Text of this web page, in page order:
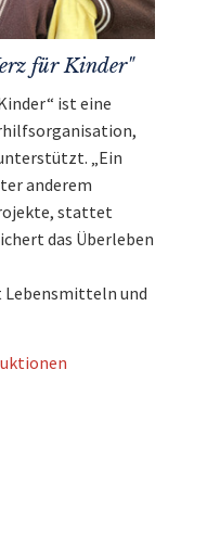
für Kinder"
ist eine
„Ein
anderem
stattet
das Überleben
und